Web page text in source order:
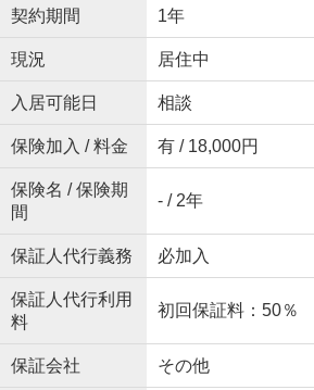
契約期間 1年
現況 居住中
入居可能日 相談
保険加入 / 料金 有 / 18,000円
保険名 / 保険期
間
- / 2年
保証人代行義務 必加入
保証人代行利用
料
初回保証料：50％
保証会社 その他